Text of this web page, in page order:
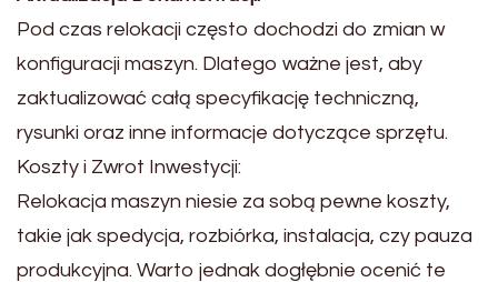
Pod czas relokacji często dochodzi do zmian w
konfiguracji maszyn. Dlatego ważne jest, aby
zaktualizować całą specyfikację techniczną,
rysunki oraz inne informacje dotyczące sprzętu.
Koszty i Zwrot Inwestycji:
Relokacja maszyn niesie za sobą pewne koszty,
takie jak spedycja, rozbiórka, instalacja, czy pauza
produkcyjna. Warto jednak dogłębnie ocenić te